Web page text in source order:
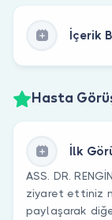
İçerik
Hasta
İlk
ASS. DR.
ziyaret ettiniz
paylaşarak